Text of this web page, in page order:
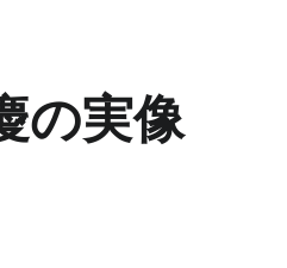
の実像